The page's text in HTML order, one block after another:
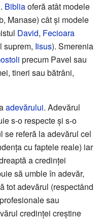
Bibliaoferă atât modele
Manase) cât și modele
David, Fecioara
suprem, Iisus). Smerenia
precum Pavel sau
tineri sau bătrâni,
adevărului. Adevărul
s-o respecte și s-o
se referă la adevărul cel
cu faptele reale) iar
a credinței
să umble în adevăr,
tot adevărul (respectând
sau
credinței creștine